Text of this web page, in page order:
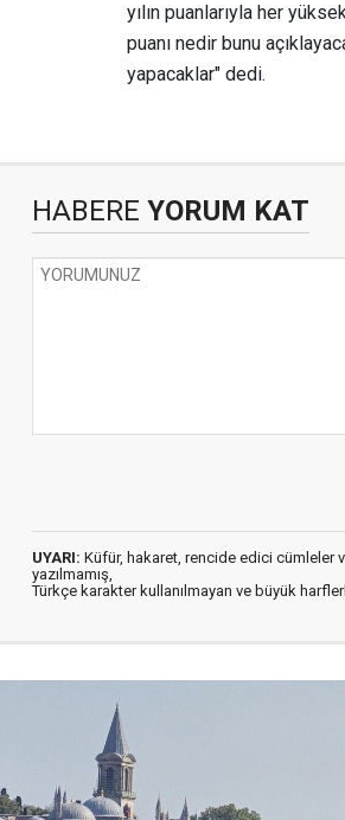
yılın puanlarıyla her
puanı nedir bunu
yapacaklar" dedi.
HABERE YORUM KAT
UYARI: Küfür, hakaret, rencide edici cümleler
yazılmamış,
Türkçe karakter kullanılmayan ve büyük